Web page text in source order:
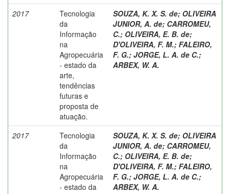
2017
Tecnologia
da
Informação
na
Agropecuária
- estado da
arte,
tendências
futuras e
proposta de
atuação.
SOUZA, K. X. S. de; OLIVEIRA
JUNIOR, A. de; CARROMEU,
C.; OLIVEIRA, E. B. de;
D'OLIVEIRA, F. M.; FALEIRO,
F. G.; JORGE, L. A. de C.;
ARBEX, W. A.
2017
Tecnologia
da
Informação
na
Agropecuária
- estado da
SOUZA, K. X. S. de; OLIVEIRA
JUNIOR, A. de; CARROMEU,
C.; OLIVEIRA, E. B. de;
D'OLIVEIRA, F. M.; FALEIRO,
F. G.; JORGE, L. A. de C.;
ARBEX, W. A.